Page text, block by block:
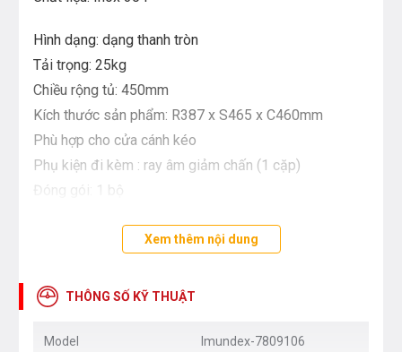
Hình dạng: dạng thanh tròn
Tải trọng: 25kg
Chiều rộng tủ: 450mm
Kích thước sản phẩm: R387 x S465 x C460mm
Phù hợp cho cửa cánh kéo
Phụ kiện đi kèm : ray âm giảm chấn (1 cặp)
Đóng gói: 1 bộ
Xem thêm nội dung
THÔNG SỐ KỸ THUẬT
Model Imundex-7809106